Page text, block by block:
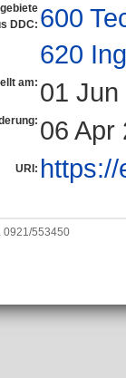
DDC: 600
620
am: 01
06 Apr
URI:
0921/553450